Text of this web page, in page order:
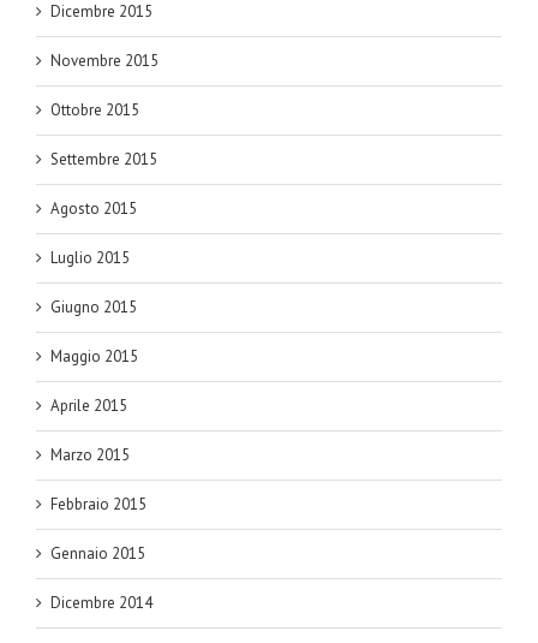
Dicembre 2015
Novembre 2015
Ottobre 2015
Settembre 2015
Agosto 2015
Luglio 2015
Giugno 2015
Maggio 2015
Aprile 2015
Marzo 2015
Febbraio 2015
Gennaio 2015
Dicembre 2014